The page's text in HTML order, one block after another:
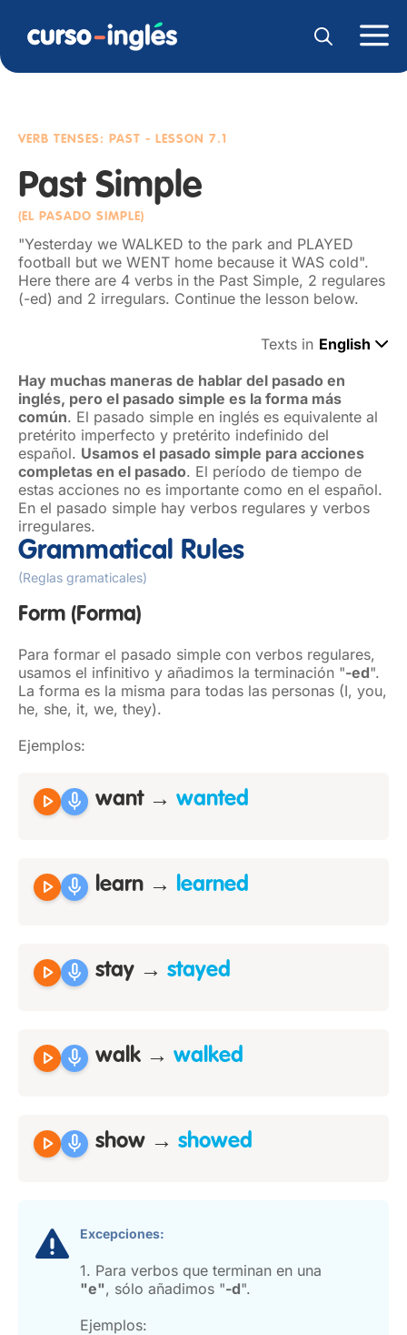
VERB TENSES: PAST - LESSON 7.1
Past Simple
(EL PASADO SIMPLE)
"Yesterday we WALKED to the park and PLAYED
football but we WENT home because it WAS cold".
Here there are 4 verbs in the Past Simple, 2 regulares
(-ed) and 2 irregulars. Continue the lesson below.
Texts in English
Hay muchas maneras de hablar del pasado en
inglés, pero el pasado simple es la forma más
común. El pasado simple en inglés es equivalente al
pretérito imperfecto y pretérito indefinido del
español. Usamos el pasado simple para acciones
completas en el pasado. El período de tiempo de
estas acciones no es importante como en el español.
En el pasado simple hay verbos regulares y verbos
irregulares.
Grammatical Rules
(Reglas gramaticales)
Form (Forma)
Para formar el pasado simple con verbos regulares,
usamos el infinitivo y añadimos la terminación "-ed".
La forma es la misma para todas las personas (I, you,
he, she, it, we, they).
Ejemplos:
play_arrow mic want → wanted
play_arrow mic learn → learned
play_arrow mic stay → stayed
play_arrow mic walk → walked
play_arrow mic show → showed
Excepciones:
1. Para verbos que terminan en una
"e", sólo añadimos "-d".
Ejemplos: